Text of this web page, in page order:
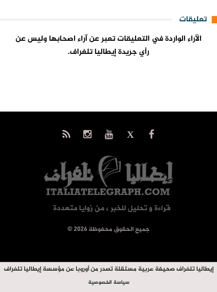
تعليقات
الآراء الواردة في التعليقات تعبر عن آراء اصحابها وليس عن
رأي جريدة إيطاليا تلغراف.
© جميع الحقوق محفوظة 2026
إيطاليا تلغراف صحيفة عربية مستقلة تصدر من أوروبا عن مؤسسة إيطاليا تلغراف
سياسة الخصوصية